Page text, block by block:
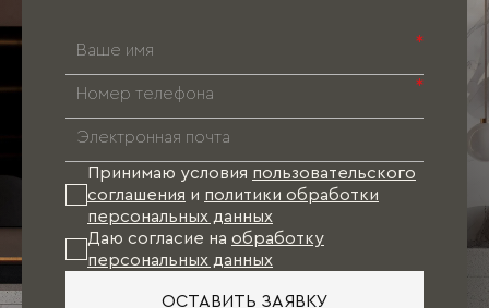
*
*
Принимаю условия пользовательского
соглашения и политики обработки
персональных данных
Даю согласие на обработку
персональных данных
ОСТАВИТЬ ЗАЯВКУ